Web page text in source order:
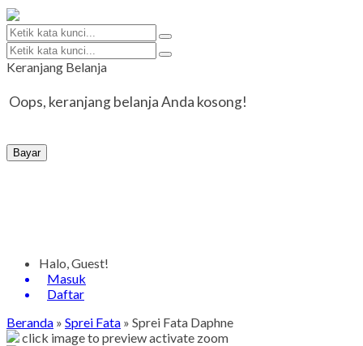
Keranjang Belanja
Oops, keranjang belanja Anda kosong!
Bayar
Halo, Guest!
Masuk
Daftar
Beranda » Sprei Fata » Sprei Fata Daphne
click image to previewactivate zoom